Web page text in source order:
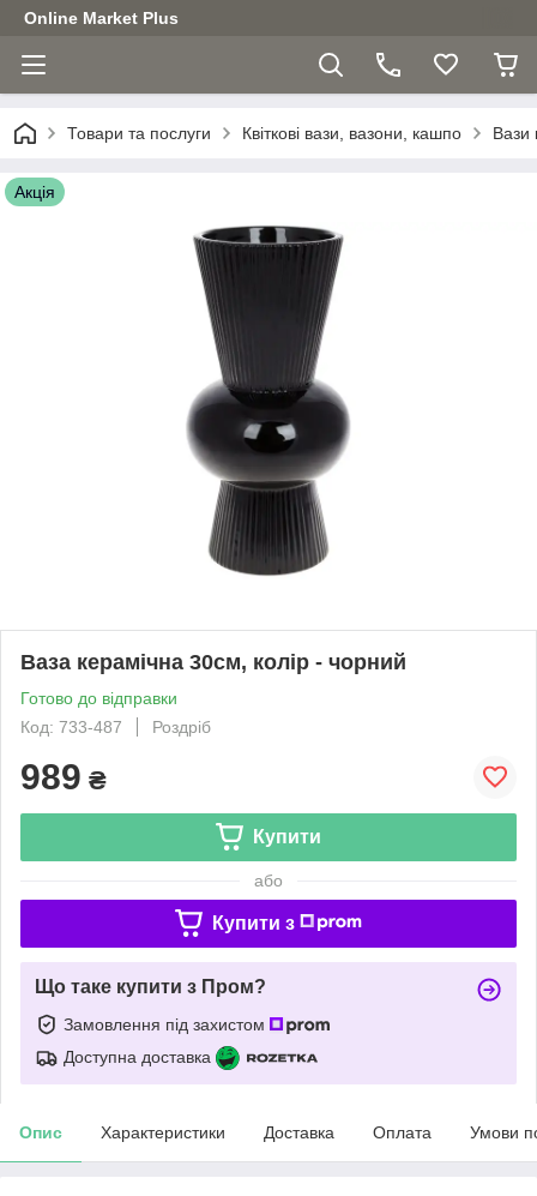
Online Market Plus
Товари та послуги Квіткові вази, вазони, кашпо Вази
Акція
Ваза керамічна 30см, колір - чорний
Готово до відправки
Код: 733-487
Роздріб
989 ₴
Купити
або
Купити з
Що таке купити з Пром?
Замовлення під захистом
Доступна доставка
Опис Характеристики Доставка Оплата Умови